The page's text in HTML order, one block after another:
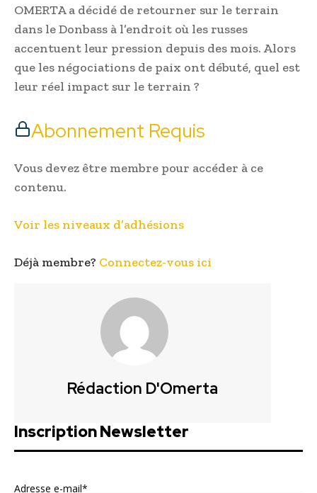
OMERTA a décidé de retourner sur le terrain
dans le Donbass à l’endroit où les russes
accentuent leur pression depuis des mois. Alors
que les négociations de paix ont débuté, quel est
leur réel impact sur le terrain ?
Abonnement Requis
Vous devez être membre pour accéder à ce
contenu.
Voir les niveaux d’adhésions
Déjà membre? Connectez-vous ici
Rédaction D'Omerta
Inscription Newsletter
Adresse e-mail*